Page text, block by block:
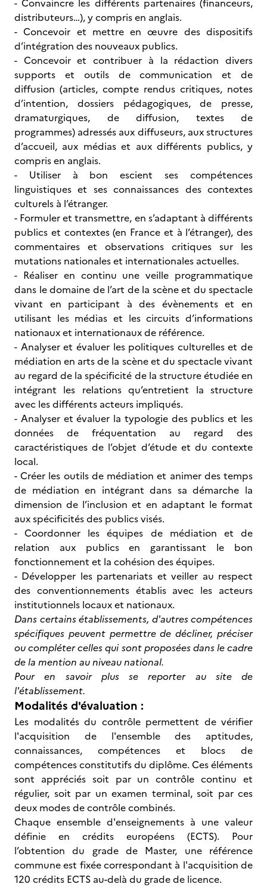
- Convaincre les différents partenaires (financeurs,
distributeurs…), y compris en anglais.
- Concevoir et mettre en œuvre des dispositifs
d’intégration des nouveaux publics.
- Concevoir et contribuer à la rédaction divers
supports et outils de communication et de
diffusion (articles, compte rendus critiques, notes
d’intention, dossiers pédagogiques, de presse,
dramaturgiques, de diffusion, textes de
programmes) adressés aux diffuseurs, aux structures
d’accueil, aux médias et aux différents publics, y
compris en anglais.
- Utiliser à bon escient ses compétences
linguistiques et ses connaissances des contextes
culturels à l’étranger.
- Formuler et transmettre, en s’adaptant à différents
publics et contextes (en France et à l’étranger), des
commentaires et observations critiques sur les
mutations nationales et internationales actuelles.
- Réaliser en continu une veille programmatique
dans le domaine de l’art de la scène et du spectacle
vivant en participant à des évènements et en
utilisant les médias et les circuits d’informations
nationaux et internationaux de référence.
- Analyser et évaluer les politiques culturelles et de
médiation en arts de la scène et du spectacle vivant
au regard de la spécificité de la structure étudiée en
intégrant les relations qu’entretient la structure
avec les différents acteurs impliqués.
- Analyser et évaluer la typologie des publics et les
données de fréquentation au regard des
caractéristiques de l’objet d’étude et du contexte
local.
- Créer les outils de médiation et animer des temps
de médiation en intégrant dans sa démarche la
dimension de l’inclusion et en adaptant le format
aux spécificités des publics visés.
- Coordonner les équipes de médiation et de
relation aux publics en garantissant le bon
fonctionnement et la cohésion des équipes.
- Développer les partenariats et veiller au respect
des conventionnements établis avec les acteurs
institutionnels locaux et nationaux.
Dans certains établissements, d'autres compétences
spécifiques peuvent permettre de décliner, préciser
ou compléter celles qui sont proposées dans le cadre
de la mention au niveau national.
Pour en savoir plus se reporter au site de
l'établissement.
Modalités d'évaluation :
Les modalités du contrôle permettent de vérifier
l'acquisition de l'ensemble des aptitudes,
connaissances, compétences et blocs de
compétences constitutifs du diplôme. Ces éléments
sont appréciés soit par un contrôle continu et
régulier, soit par un examen terminal, soit par ces
deux modes de contrôle combinés.
Chaque ensemble d'enseignements à une valeur
définie en crédits européens (ECTS). Pour
l’obtention du grade de Master, une référence
commune est fixée correspondant à l'acquisition de
120 crédits ECTS au-delà du grade de licence.